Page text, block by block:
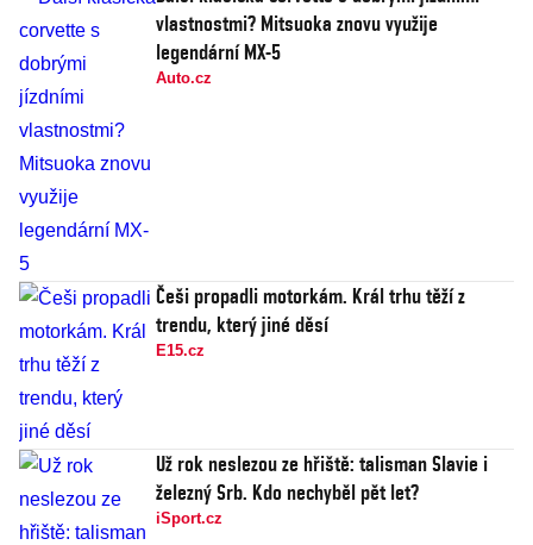
vlastnostmi? Mitsuoka znovu využije
legendární MX-5
Auto.cz
Češi propadli motorkám. Král trhu těží z
trendu, který jiné děsí
E15.cz
Už rok neslezou ze hřiště: talisman Slavie i
železný Srb. Kdo nechyběl pět let?
iSport.cz